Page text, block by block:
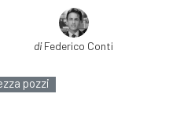
campo in
diFederico Conti
pozzi